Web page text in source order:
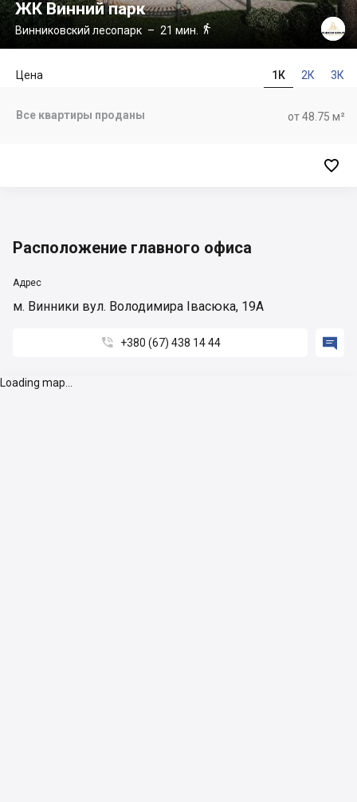
ЖК Винний парк
Винниковский лесопарк – 21 мин. 
1К 2К 3К
Цена
от 48.75 м²
Все квартиры проданы

Расположение главного офиса
Адрес
м. Винники вул. Володимира Івасюка, 19А
 +380 (67) 438 14 44 
Loading map...